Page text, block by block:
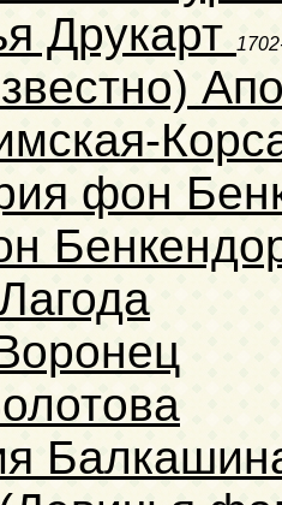
Друкарт
фон